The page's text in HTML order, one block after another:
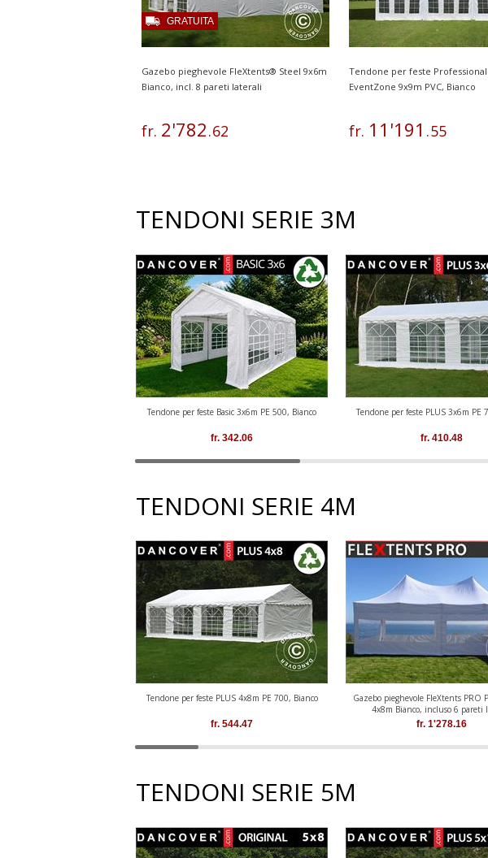
Gazebo pieghevole FleXtents® Steel 9x6m
Bianco, incl. 8 pareti laterali
fr. 2'782.62
GRATUITA
Tendone per feste
EventZone 9x9m PVC, Bianco
fr. 11 '191 .55
TENDONI SERIE 3M
Tendone per feste Basic 3x6m PE 500, Bianco
fr. 342.06
Tendone per feste PLUS 3x6m PE
fr. 410.48
TENDONI SERIE 4M
Tendone per feste PLUS 4x8m PE 700, Bianco
fr. 544.47
Gazebo pieghevole FleXtents PRO
4x8m Bianco, incluso 6 pareti
fr. 1'278.16
TENDONI SERIE 5M